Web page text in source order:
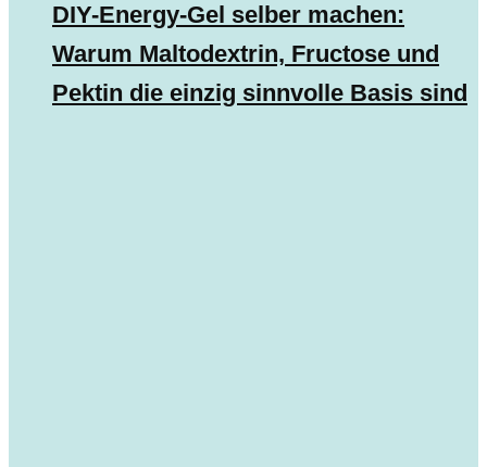
DIY-Energy-Gel selber machen:
Warum Maltodextrin, Fructose und
Pektin die einzig sinnvolle Basis sind